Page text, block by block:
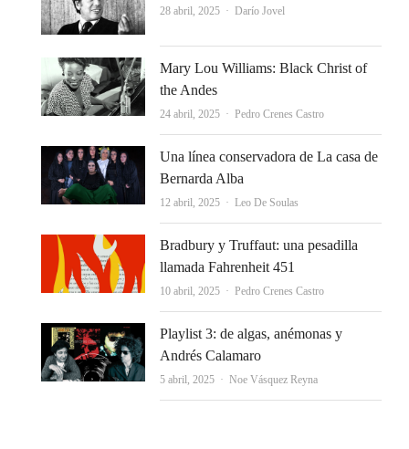
28 abril, 2025 Autor
Darío Jovel
Mary Lou Williams: Black Christ of
the Andes
24 abril, 2025 Autor
Pedro Crenes Castro
Una línea conservadora de La casa de
Bernarda Alba
12 abril, 2025 Autor
Leo De Soulas
Bradbury y Truffaut: una pesadilla
llamada Fahrenheit 451
10 abril, 2025 Autor
Pedro Crenes Castro
Playlist 3: de algas, anémonas y
Andrés Calamaro
5 abril, 2025 Autor
Noe Vásquez Reyna